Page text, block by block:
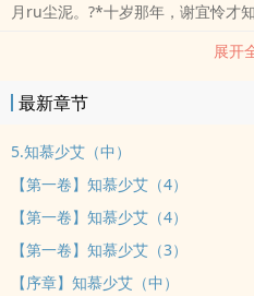
月ru尘泥。?*十岁那年，谢宜怜才
是国公府失落多年的三小姐。她从
不懂诗书礼乐，府中人私下唤她“野
己复礼的世子，教她执笔落字，礼
宜怜出嫁那夜，谢言玉在深夜推开
在她耳畔，低声笑dao。“怜娘，可
真是骗得阿兄好苦。”?【排雷】骨
C。不黑假小姐，但有很复杂的女
妹是有点坏的万人迷，哥不是什么真
展开
最新章节
5.知慕少艾（中）
【第一卷】知慕少艾（4）
【第一卷】知慕少艾（4）
【第一卷】知慕少艾（3）
【序章】知慕少艾（中）